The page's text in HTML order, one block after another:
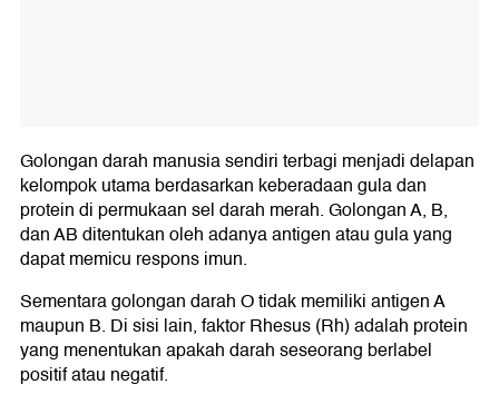
Golongan darah manusia sendiri terbagi menjadi delapan
kelompok utama berdasarkan keberadaan gula dan
protein di permukaan sel darah merah. Golongan A, B,
dan AB ditentukan oleh adanya antigen atau gula yang
dapat memicu respons imun.
Sementara golongan darah O tidak memiliki antigen A
maupun B. Di sisi lain, faktor Rhesus (Rh) adalah protein
yang menentukan apakah darah seseorang berlabel
positif atau negatif.